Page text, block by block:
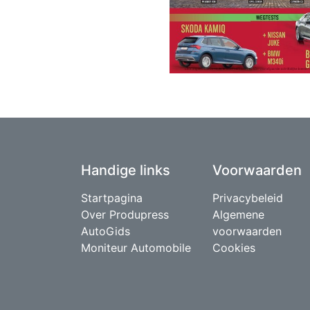
Handige links
Startpagina
Over Produpress
AutoGids
Moniteur Automobile
Voorwaarden
Privacybeleid
Algemene
voorwaarden
Cookies